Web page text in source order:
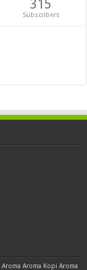
315
Subscribers
Aroma Aroma Kopi Aroma